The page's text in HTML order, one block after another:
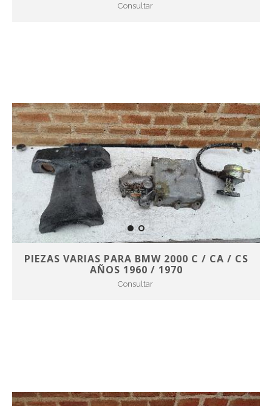
Consultar
PIEZAS VARIAS PARA BMW 2000 C / CA / CS
AÑOS 1960 / 1970
Consultar